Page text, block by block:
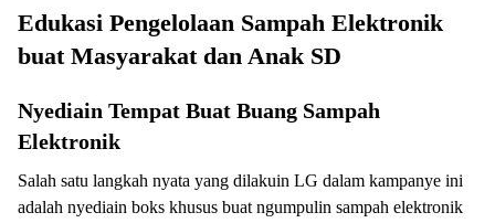
Edukasi Pengelolaan Sampah Elektronik
buat Masyarakat dan Anak SD
Nyediain Tempat Buat Buang Sampah
Elektronik
Salah satu langkah nyata yang dilakuin LG dalam kampanye ini
adalah nyediain boks khusus buat ngumpulin sampah elektronik